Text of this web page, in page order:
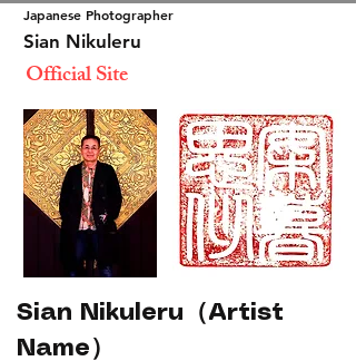
Japanese Photographer
Sian Nikuleru
Official Site
Sian Nikuleru（Artist
Name）